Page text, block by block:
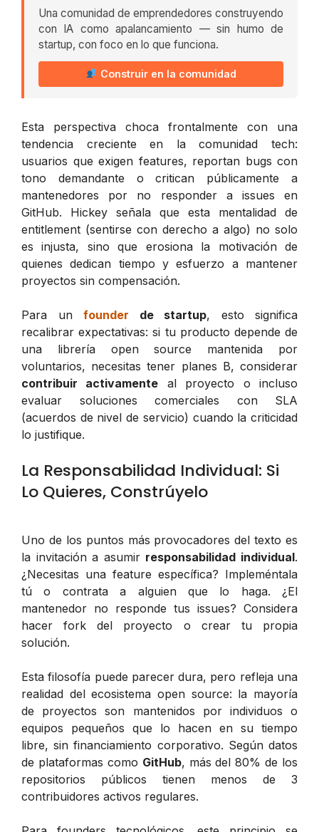
Una comunidad de emprendedores construyendo
con IA como apalancamiento — sin humo de
startup, con foco en lo que funciona.
Construir en la comunidad
Esta perspectiva choca frontalmente con una
tendencia creciente en la comunidad tech:
usuarios que exigen features, reportan bugs con
tono demandante o critican públicamente a
mantenedores por no responder a issues en
GitHub. Hickey señala que esta mentalidad de
entitlement (sentirse con derecho a algo) no solo
es injusta, sino que erosiona la motivación de
quienes dedican tiempo y esfuerzo a mantener
proyectos sin compensación.
Para un founder de startup, esto significa
recalibrar expectativas: si tu producto depende de
una librería open source mantenida por
voluntarios, necesitas tener planes B, considerar
contribuir activamente al proyecto o incluso
evaluar soluciones comerciales con SLA
(acuerdos de nivel de servicio) cuando la criticidad
lo justifique.
La Responsabilidad Individual: Si
Lo Quieres, Constrúyelo
Uno de los puntos más provocadores del texto es
la invitación a asumir responsabilidad individual.
¿Necesitas una feature específica? Impleméntala
tú o contrata a alguien que lo haga. ¿El
mantenedor no responde tus issues? Considera
hacer fork del proyecto o crear tu propia
solución.
Esta filosofía puede parecer dura, pero refleja una
realidad del ecosistema open source: la mayoría
de proyectos son mantenidos por individuos o
equipos pequeños que lo hacen en su tiempo
libre, sin financiamiento corporativo. Según datos
de plataformas como GitHub, más del 80% de los
repositorios públicos tienen menos de 3
contribuidores activos regulares.